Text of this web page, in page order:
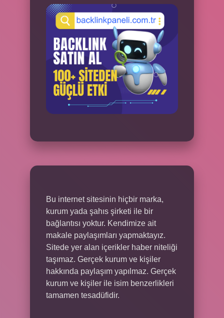
Bu internet sitesinin hiçbir marka,
kurum yada şahıs şirketi ile bir
bağlantısı yoktur. Kendimize ait
makale paylaşımları yapmaktayız.
Sitede yer alan içerikler haber niteliği
taşımaz. Gerçek kurum ve kişiler
hakkında paylaşım yapılmaz. Gerçek
kurum ve kişiler ile isim benzerlikleri
tamamen tesadüfidir.